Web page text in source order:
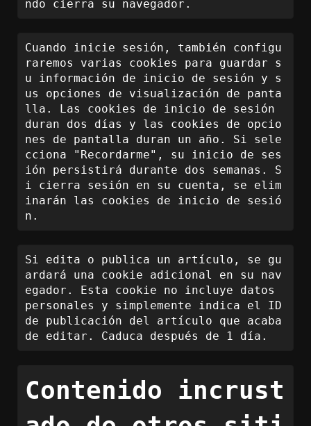
ndo cierra su navegador.
Cuando inicie sesión, también configu
raremos varias cookies para guardar s
u información de inicio de sesión y s
us opciones de visualización de panta
lla. Las cookies de inicio de sesión
duran dos días y las cookies de opcio
nes de pantalla duran un año. Si sele
cciona "Recordarme", su inicio de ses
ión persistirá durante dos semanas. S
i cierra sesión en su cuenta, se elim
inarán las cookies de inicio de sesió
n.
Si edita o publica un artículo, se gu
ardará una cookie adicional en su nav
egador. Esta cookie no incluye datos
personales y simplemente indica el ID
de publicación del artículo que acaba
de editar. Caduca después de 1 día.
Contenido incrust